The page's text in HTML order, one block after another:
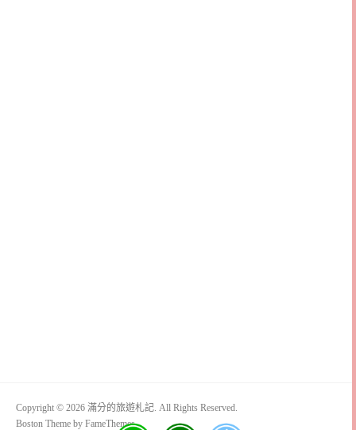
Copyright © 2026 滿分的旅遊札記. All Rights Reserved.
Boston Theme by FameThemes